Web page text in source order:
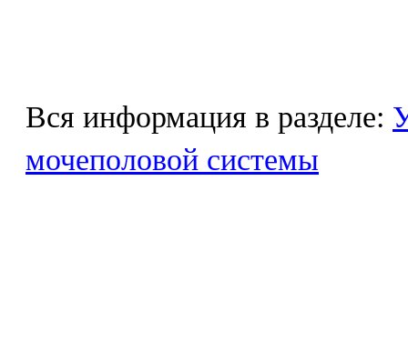
Вся информация в разделе:
мочеполовой системы